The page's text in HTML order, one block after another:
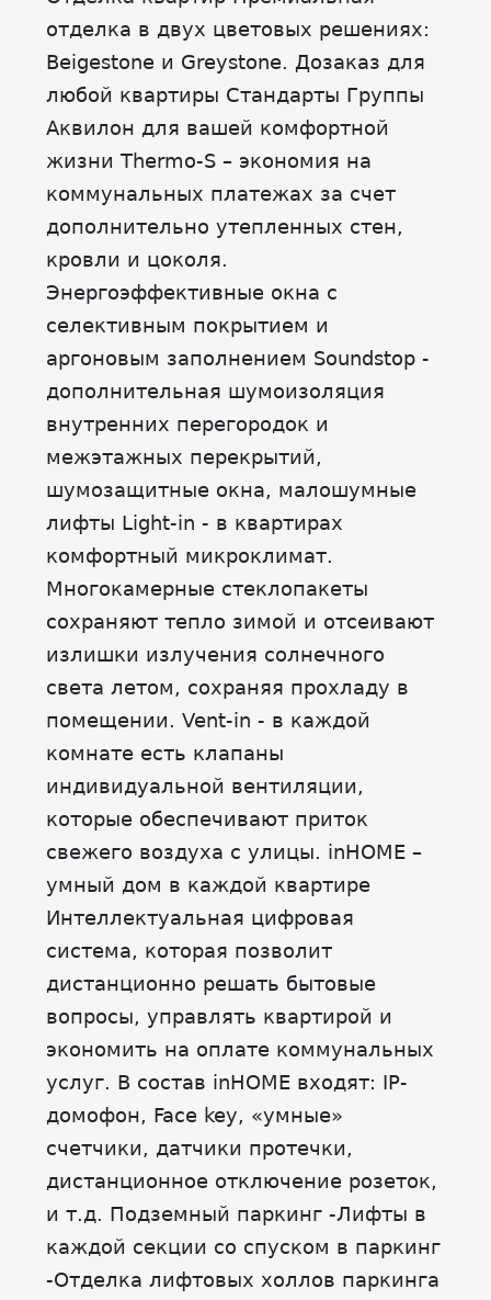
отделка в двух цветовых решениях:
Beigestone и Greystone. Дозаказ для
любой квартиры Стандарты Группы
Аквилон для вашей комфортной
жизни Thermo-S – экономия на
коммунальных платежах за счет
дополнительно утепленных стен,
кровли и цоколя.
Энергоэффективные окна с
селективным покрытием и
аргоновым заполнением Soundstop -
дополнительная шумоизоляция
внутренних перегородок и
межэтажных перекрытий,
шумозащитные окна, малошумные
лифты Light-in - в квартирах
комфортный микроклимат.
Многокамерные стеклопакеты
сохраняют тепло зимой и отсеивают
излишки излучения солнечного
света летом, сохраняя прохладу в
помещении. Vent-in - в каждой
комнате есть клапаны
индивидуальной вентиляции,
которые обеспечивают приток
свежего воздуха с улицы. inHOME –
умный дом в каждой квартире
Интеллектуальная цифровая
система, которая позволит
дистанционно решать бытовые
вопросы, управлять квартирой и
экономить на оплате коммунальных
услуг. В состав inHOME входят: IP-
домофон, Face key, «умные»
счетчики, датчики протечки,
дистанционное отключение розеток,
и т.д. Подземный паркинг -Лифты в
каждой секции со спуском в паркинг
-Отделка лифтовых холлов паркинга